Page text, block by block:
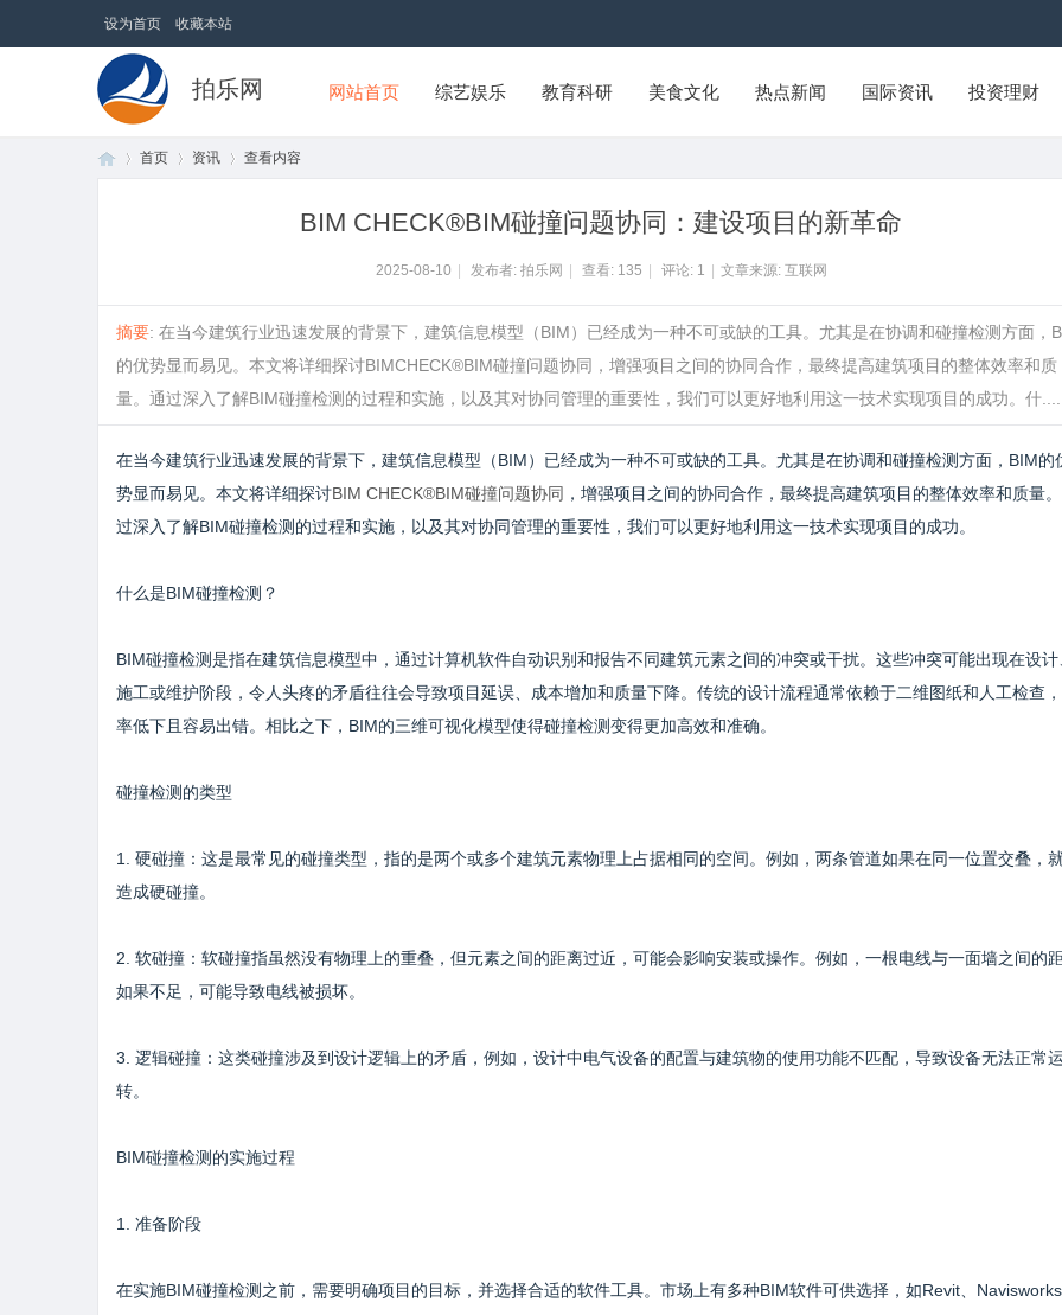
设为首页 收藏本站
拍乐网 网站首页 综艺娱乐 教育科研 美食文化 热点新闻 国际资讯 投资理财
首页 资讯 查看内容
BIM CHECK®BIM碰撞问题协同：建设项目的新革命
2025-08-10 发布者: 拍乐网 查看: 135 评论: 1 文章来源: 互联网
摘要: 在当今建筑行业迅速发展的背景下，建筑信息模型（BIM）已经成为一种不可或缺的工具。尤其是在协调和碰撞检测方面，
的优势显而易见。本文将详细探讨BIMCHECK®BIM碰撞问题协同，增强项目之间的协同合作，最终提高建筑项目的整体效率和质
量。通过深入了解BIM碰撞检测的过程和实施，以及其对协同管理的重要性，我们可以更好地利用这一技术实现项目的成功。什
在当今建筑行业迅速发展的背景下，建筑信息模型（BIM）已经成为一种不可或缺的工具。尤其是在协调和碰撞检测方面，BIM的
势显而易见。本文将详细探讨BIM CHECK®BIM碰撞问题协同 ，增强项目之间的协同合作，最终提高建筑项目的整体效率和质量
过深入了解BIM碰撞检测的过程和实施，以及其对协同管理的重要性，我们可以更好地利用这一技术实现项目的成功。
什么是BIM碰撞检测？
BIM碰撞检测是指在建筑信息模型中，通过计算机软件自动识别和报告不同建筑元素之间的冲突或干扰。这些冲突可能出现在设计
施工或维护阶段，令人头疼的矛盾往往会导致项目延误、成本增加和质量下降。传统的设计流程通常依赖于二维图纸和人工检查
率低下且容易出错。相比之下，BIM的三维可视化模型使得碰撞检测变得更加高效和准确。
碰撞检测的类型
1. 硬碰撞：这是最常见的碰撞类型，指的是两个或多个建筑元素物理上占据相同的空间。例如，两条管道如果在同一位置交叠，
造成硬碰撞。
2. 软碰撞：软碰撞指虽然没有物理上的重叠，但元素之间的距离过近，可能会影响安装或操作。例如，一根电线与一面墙之间的
如果不足，可能导致电线被损坏。
3. 逻辑碰撞：这类碰撞涉及到设计逻辑上的矛盾，例如，设计中电气设备的配置与建筑物的使用功能不匹配，导致设备无法正常
转。
BIM碰撞检测的实施过程
1. 准备阶段
在实施BIM碰撞检测之前，需要明确项目的目标，并选择合适的软件工具。市场上有多种BIM软件可供选择，如Revit、Navisworks